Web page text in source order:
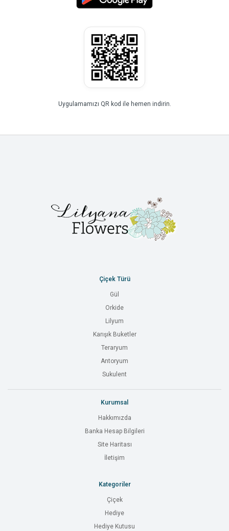
Uygulamamızı QR kod ile hemen indirin.
Çiçek Türü
Gül
Orkide
Lilyum
Karışık Buketler
Teraryum
Antoryum
Sukulent
Kurumsal
Hakkımızda
Banka Hesap Bilgileri
Site Haritası
İletişim
Kategoriler
Çiçek
Hediye
Hediye Kutusu